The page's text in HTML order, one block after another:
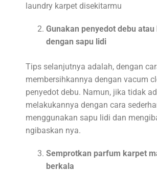
laundry karpet disekitarmu
Gunakan penyedot debu atau
dengan sapu lidi
Tips selanjutnya adalah, dengan
membersihkannya dengan vacum
penyedot debu. Namun, jika tidak
melakukannya dengan cara
menggunakan sapu lidi dan
ngibaskan nya.
Semprotkan parfum karpet
berkala